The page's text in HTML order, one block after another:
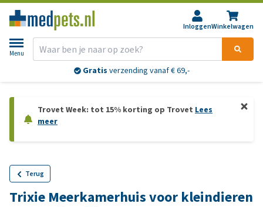
InloggenWinkelwagen
Menu
Gratis verzending vanaf € 69,-
Trovet Week: tot 15% korting op Trovet Lees
meer
Terug
Trixie Meerkamerhuis voor kleindieren